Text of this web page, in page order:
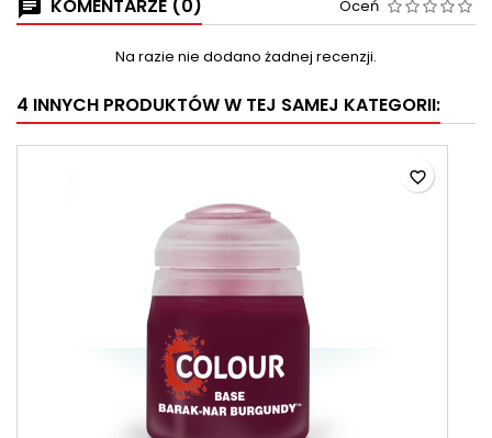
KOMENTARZE (0) Oceń
Na razie nie dodano żadnej recenzji.
4 INNYCH PRODUKTÓW W TEJ SAMEJ KATEGORII:
favorite_border